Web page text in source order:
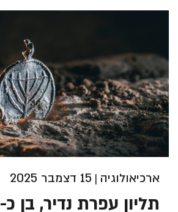
ארכיאולוגיה | 15 דצמבר 2025